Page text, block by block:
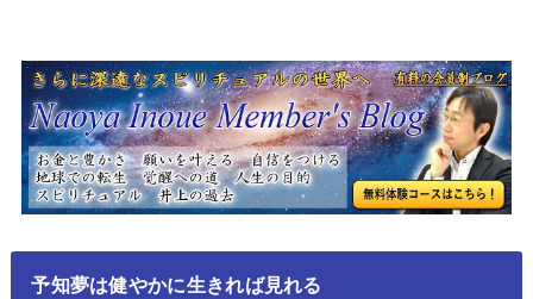
予知夢は健やかに生きれば見れる